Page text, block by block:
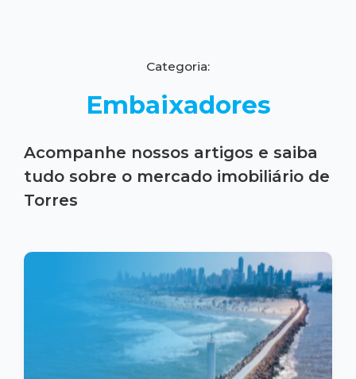
Categoria:
Embaixadores
Acompanhe nossos artigos e saiba
tudo sobre o mercado imobiliário de
Torres